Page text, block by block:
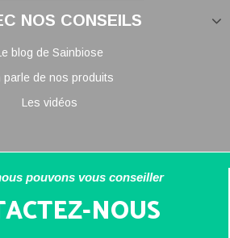
NOS CONSEILS
blog de Sainbiose
parle de nos produits
Les vidéos
pouvons vous conseiller
NOUS